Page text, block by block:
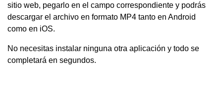
sitio web, pegarlo en el campo correspondiente y podrás
descargar el archivo en formato MP4 tanto en Android
como en iOS.
No necesitas instalar ninguna otra aplicación y todo se
completará en segundos.